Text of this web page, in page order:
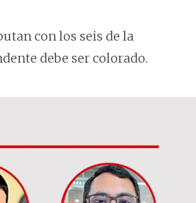
con los seis de la
debe ser colorado.